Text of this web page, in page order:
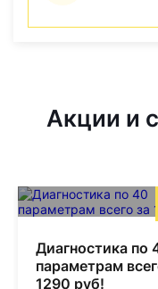
Акции и
Диагностика по
параметрам
1290 руб!